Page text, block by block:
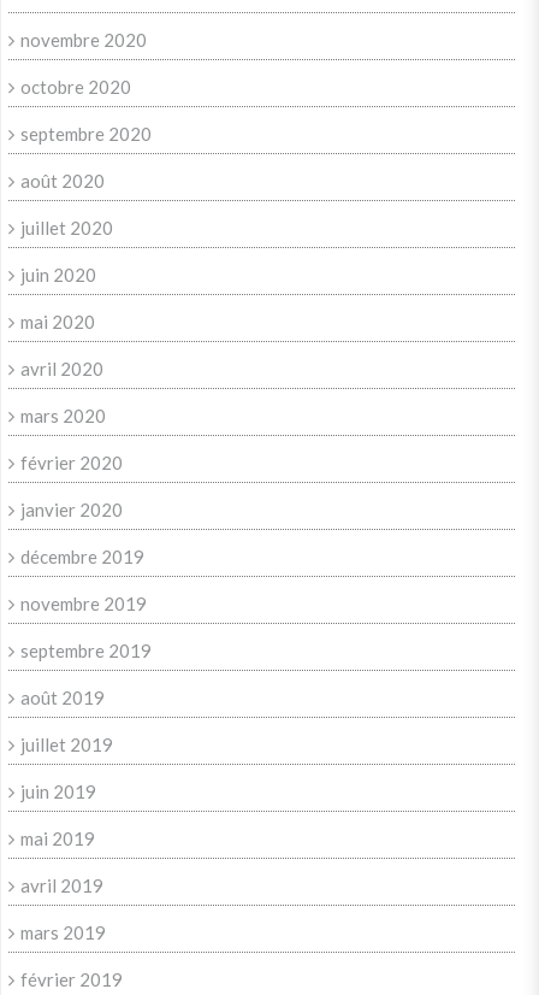
novembre 2020
octobre 2020
septembre 2020
août 2020
juillet 2020
juin 2020
mai 2020
avril 2020
mars 2020
février 2020
janvier 2020
décembre 2019
novembre 2019
septembre 2019
août 2019
juillet 2019
juin 2019
mai 2019
avril 2019
mars 2019
février 2019